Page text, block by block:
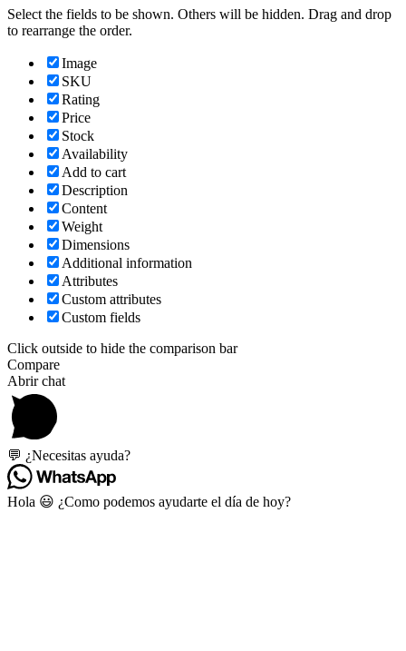
Select the fields to be shown. Others will be hidden. Drag and drop
to rearrange the order.
Image
SKU
Rating
Price
Stock
Availability
Add to cart
Description
Content
Weight
Dimensions
Additional information
Attributes
Custom attributes
Custom fields
Click outside to hide the comparison bar
Compare
Abrir chat
💬 ¿Necesitas ayuda?
Hola 😃 ¿Como podemos ayudarte el día de hoy?